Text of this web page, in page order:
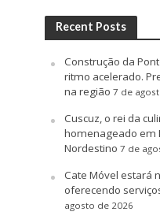
Recent Posts
Construção da
ritmo acelerado.
na região 7 de
Cuscuz, o rei da
homenageado em
Nordestino 7 de
Cate Móvel estará
oferecendo
agosto de 2026